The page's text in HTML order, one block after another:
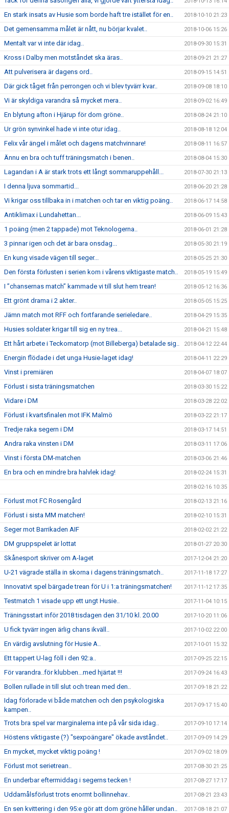
En stark insats av Husie som borde haft tre istället för en.. 2018-10-10 21:23
Det gemensamma målet är nått, nu börjar kvalet.. 2018-10-06 15:26
Mentalt var vi inte där idag.. 2018-09-30 15:31
Kross i Dalby men motståndet ska äras.. 2018-09-21 21:27
Att pulverisera är dagens ord.. 2018-09-15 14:51
Där gick tåget från perrongen och vi blev tyvärr kvar.. 2018-09-08 18:10
Vi är skyldiga varandra så mycket mera.. 2018-09-02 16:49
En blytung afton i Hjärup för dom gröne.. 2018-08-24 21:10
Ur grön synvinkel hade vi inte otur idag.. 2018-08-18 12:04
Felix vår ängel i målet och dagens matchvinnare! 2018-08-11 16:57
Ännu en bra och tuff träningsmatch i benen.. 2018-08-04 15:30
Lagandan i A är stark trots ett långt sommaruppehåll... 2018-07-30 21:13
I denna ljuva sommartid... 2018-06-20 21:28
Vi krigar oss tillbaka in i matchen och tar en viktig poäng.. 2018-06-17 14:58
Antiklimax i Lundahettan... 2018-06-09 15:43
1 poäng (men 2 tappade) mot Teknologerna.. 2018-06-01 21:28
3 pinnar igen och det är bara onsdag... 2018-05-30 21:19
En kung visade vägen till seger... 2018-05-25 21:30
Den första förlusten i serien kom i vårens viktigaste match.. 2018-05-19 15:49
I ”chansernas match” kammade vi till slut hem trean! 2018-05-12 16:36
Ett grönt drama i 2 akter.. 2018-05-05 15:25
Jämn match mot RFF och fortfarande serieledare.. 2018-04-29 15:35
Husies soldater krigar till sig en ny trea... 2018-04-21 15:48
Ett hårt arbete i Teckomatorp (mot Billeberga) betalade sig.. 2018-04-12 22:44
Energin flödade i det unga Husie-laget idag! 2018-04-11 22:29
Vinst i premiären 2018-04-07 18:07
Förlust i sista träningsmatchen 2018-03-30 15:22
Vidare i DM 2018-03-28 22:02
Förlust i kvartsfinalen mot IFK Malmö 2018-03-22 21:17
Tredje raka segern i DM 2018-03-17 14:51
Andra raka vinsten i DM 2018-03-11 17:06
Vinst i första DM-matchen 2018-03-06 21:46
En bra och en mindre bra halvlek idag! 2018-02-24 15:31
2018-02-16 10:35
Förlust mot FC Rosengård 2018-02-13 21:16
Förlust i sista MM matchen! 2018-02-10 15:31
Seger mot Barrikaden AIF 2018-02-02 21:22
DM gruppspelet är lottat 2018-01-27 20:30
Skånesport skriver om A-laget 2017-12-04 21:20
U-21 vägrade ställa in skorna i dagens träningsmatch.. 2017-11-18 17:27
Innovativt spel bärgade trean för U i 1:a träningsmatchen! 2017-11-12 17:35
Testmatch 1 visade upp ett ungt Husie.. 2017-11-04 10:15
Träningsstart inför 2018 tisdagen den 31/10 kl. 20.00 2017-10-20 11:06
U fick tyvärr ingen ärlig chans ikväll.. 2017-10-02 22:00
En värdig avslutning för Husie A.. 2017-10-01 15:32
Ett tappert U-lag föll i den 92:a.. 2017-09-25 22:15
För varandra..för klubben...med hjärtat !!! 2017-09-24 16:43
Bollen rullade in till slut och trean med den.. 2017-09-18 21:22
Idag förlorade vi både matchen och den psykologiska
kampen..
2017-09-17 15:40
Trots bra spel var marginalerna inte på vår sida idag.. 2017-09-10 17:14
Höstens viktigaste (?) "sexpoängare" ökade avståndet.. 2017-09-09 14:29
En mycket, mycket viktig poäng ! 2017-09-02 18:09
Förlust mot serietrean.. 2017-08-30 21:25
En underbar eftermiddag i segerns tecken ! 2017-08-27 17:17
Uddamålsförlust trots enormt bollinnehav.. 2017-08-21 23:43
En sen kvittering i den 95:e gör att dom gröne håller undan.. 2017-08-18 21:07